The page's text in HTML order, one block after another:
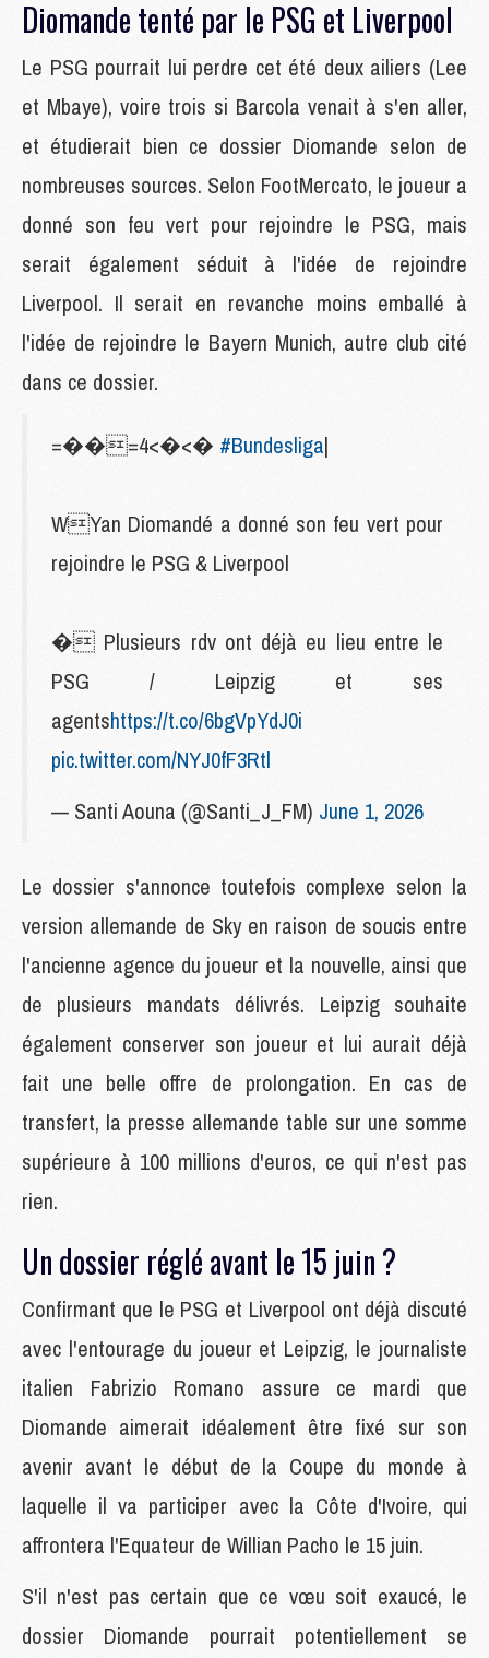
Diomande tenté par le PSG et Liverpool
Le PSG pourrait lui perdre cet été deux ailiers (Lee
et Mbaye), voire trois si Barcola venait à s'en aller,
et étudierait bien ce dossier Diomande selon de
nombreuses sources. Selon FootMercato, le joueur a
donné son feu vert pour rejoindre le PSG, mais
serait également séduit à l'idée de rejoindre
Liverpool. Il serait en revanche moins emballé à
l'idée de rejoindre le Bayern Munich, autre club cité
dans ce dossier.
=��=4<�<� #Bundesliga|
WYan Diomandé a donné son feu vert pour
rejoindre le PSG & Liverpool
� Plusieurs rdv ont déjà eu lieu entre le
PSG / Leipzig et ses
agentshttps://t.co/6bgVpYdJ0i
pic.twitter.com/NYJ0fF3Rtl
— Santi Aouna (@Santi_J_FM) June 1, 2026
Le dossier s'annonce toutefois complexe selon la
version allemande de Sky en raison de soucis entre
l'ancienne agence du joueur et la nouvelle, ainsi que
de plusieurs mandats délivrés. Leipzig souhaite
également conserver son joueur et lui aurait déjà
fait une belle offre de prolongation. En cas de
transfert, la presse allemande table sur une somme
supérieure à 100 millions d'euros, ce qui n'est pas
rien.
Un dossier réglé avant le 15 juin ?
Confirmant que le PSG et Liverpool ont déjà discuté
avec l'entourage du joueur et Leipzig, le journaliste
italien Fabrizio Romano assure ce mardi que
Diomande aimerait idéalement être fixé sur son
avenir avant le début de la Coupe du monde à
laquelle il va participer avec la Côte d'Ivoire, qui
affrontera l'Equateur de Willian Pacho le 15 juin.
S'il n'est pas certain que ce vœu soit exaucé, le
dossier Diomande pourrait potentiellement se